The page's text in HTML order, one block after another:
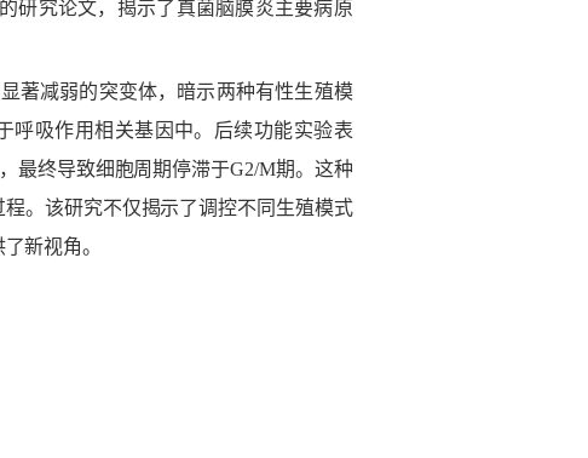
研究论文，揭示了真菌脑膜炎主要病原
著减弱的突变体，暗示两种有性生殖模
呼吸作用相关基因中。后续功能实验表
，最终导致细胞周期停滞于G2/M期。这种
。该研究不仅揭示了调控不同生殖模式
新视角。